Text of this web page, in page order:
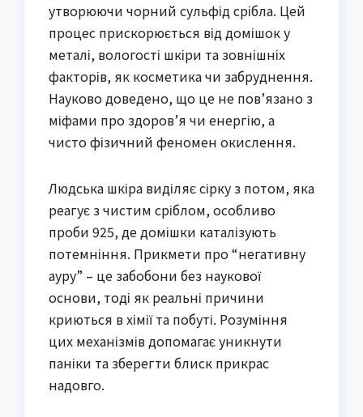
утворюючи чорний сульфід срібла. Цей
процес прискорюється від домішок у
металі, вологості шкіри та зовнішніх
факторів, як косметика чи забруднення.
Науково доведено, що це не пов’язано з
міфами про здоров’я чи енергію, а
чисто фізичний феномен окислення.
Людська шкіра виділяє сірку з потом, яка
реагує з чистим сріблом, особливо
проби 925, де домішки каталізують
потемніння. Прикмети про “негативну
ауру” – це забобони без наукової
основи, тоді як реальні причини
криються в хімії та побуті. Розуміння
цих механізмів допомагає уникнути
паніки та зберегти блиск прикрас
надовго.